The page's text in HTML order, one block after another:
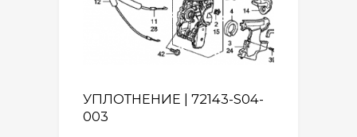
УПЛОТНЕНИЕ | 72143-S04-
003